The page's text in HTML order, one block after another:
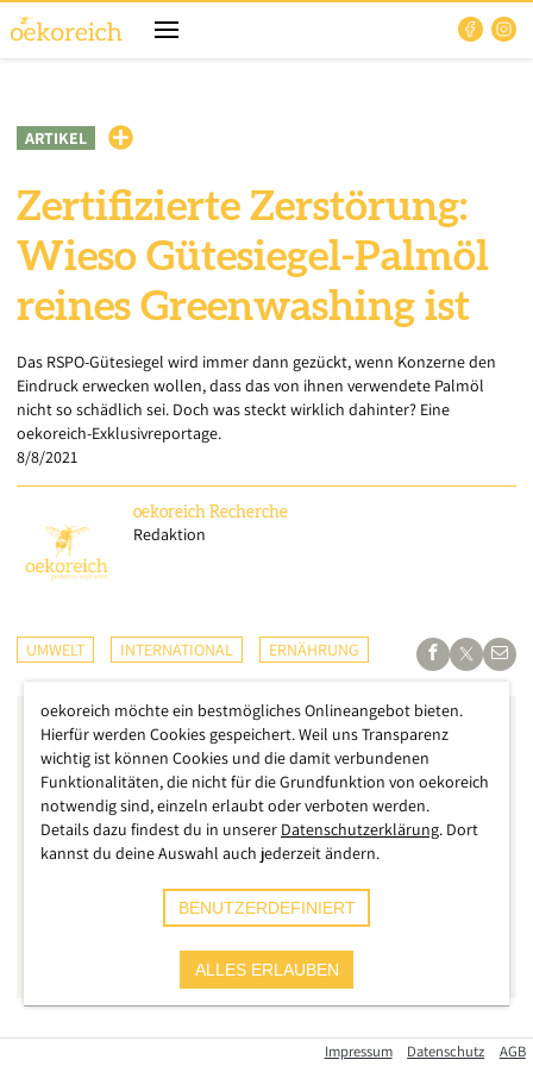
ARTIKEL
Zertifizierte Zerstörung:
Wieso Gütesiegel-Palmöl
reines Greenwashing ist
Das RSPO-Gütesiegel wird immer dann gezückt, wenn Konzerne den
Eindruck erwecken wollen, dass das von ihnen verwendete Palmöl
nicht so schädlich sei. Doch was steckt wirklich dahinter? Eine
oekoreich-Exklusivreportage.
8/8/2021
oekoreich Recherche
Redaktion
UMWELT INTERNATIONAL ERNÄHRUNG
Nach den vielen Dokumentationen, Büchern und Studien, die
Impressum Datenschutz AGB
oekoreich möchte ein bestmögliches Onlineangebot bieten.
Hierfür werden Cookies gespeichert. Weil uns Transparenz
wichtig ist können Cookies und die damit verbundenen
Funktionalitäten, die nicht für die Grundfunktion von oekoreich
notwendig sind, einzeln erlaubt oder verboten werden.
Details dazu findest du in unserer Datenschutzerklärung. Dort
kannst du deine Auswahl auch jederzeit ändern.
BENUTZERDEFINIERT
ALLES ERLAUBEN